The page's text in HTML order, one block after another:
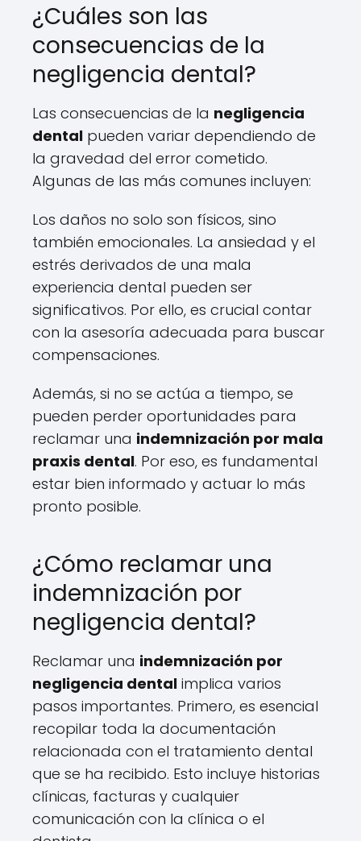
¿Cuáles son las
consecuencias de la
negligencia dental?
Las consecuencias de la negligencia
dental pueden variar dependiendo de
la gravedad del error cometido.
Algunas de las más comunes incluyen:
Los daños no solo son físicos, sino
también emocionales. La ansiedad y el
estrés derivados de una mala
experiencia dental pueden ser
significativos. Por ello, es crucial contar
con la asesoría adecuada para buscar
compensaciones.
Además, si no se actúa a tiempo, se
pueden perder oportunidades para
reclamar una indemnización por mala
praxis dental. Por eso, es fundamental
estar bien informado y actuar lo más
pronto posible.
¿Cómo reclamar una
indemnización por
negligencia dental?
Reclamar una indemnización por
negligencia dental implica varios
pasos importantes. Primero, es esencial
recopilar toda la documentación
relacionada con el tratamiento dental
que se ha recibido. Esto incluye historias
clínicas, facturas y cualquier
comunicación con la clínica o el